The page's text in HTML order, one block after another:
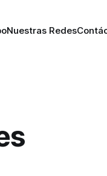
Nuestras Redes